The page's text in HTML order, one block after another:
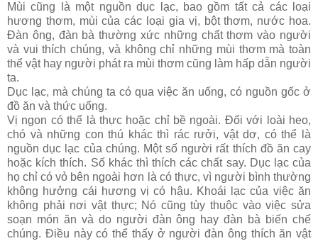
Mùi cũng là một nguồn dục lạc, bao gồm tất cả các loại
hương thơm, mùi của các loại gia vị, bột thơm, nước hoa.
Ðàn ông, đàn bà thường xức những chất thơm vào người
và vui thích chúng, và không chỉ những mùi thơm mà toàn
thể vật hay người phát ra mùi thơm cũng làm hấp dẫn người
ta.
Dục lạc, mà chúng ta có qua việc ăn uống, có nguồn gốc ở
đồ ăn và thức uống.
Vị ngon có thể là thực hoặc chỉ bề ngoài. Ðối với loài heo,
chó và những con thú khác thì rác rưởi, vật dơ, có thể là
nguồn dục lạc của chúng. Một số người rất thích đồ ăn cay
hoặc kích thích. Số khác thì thích các chất say. Dục lạc của
họ chỉ có vỏ bên ngoài hơn là có thực, vì người bình thường
không hưởng cái hương vị có hậu. Khoái lạc của việc ăn
không phải nơi vật thực; Nó cũng tùy thuộc vào việc sửa
soạn món ăn và do người đàn ông hay đàn bà biến chế
chúng. Ðiều này có thể thấy ở người đàn ông thích ăn vật